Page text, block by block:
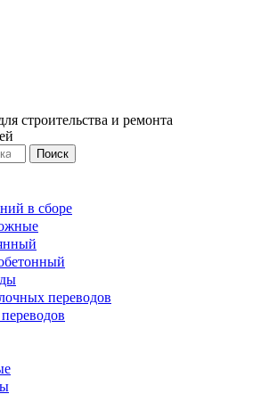
cтpoитeльcтвa и peмoнтa
Поиск
в сборе
переводов